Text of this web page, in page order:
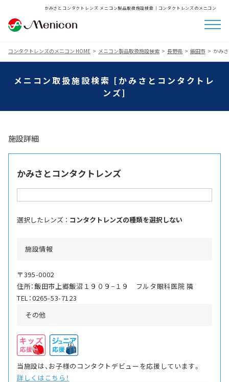
かみさとコンタクトレンズ メニコン製品取扱施設検索│コンタクトレンズのメニコン
コンタクトレンズのメニコン HOME メニコン製品取扱施設検索 長野県 飯田市 かみ
メニコン取扱施設検索 [かみさとコンタクトレ
ンズ]
施設詳細
かみさとコンタクトレンズ
選択したレンズ ： コンタクトレンズの種類を選択しない
施設情報
〒395-0002
住所：飯田市上郷飯沼１９０９−１９ フルタ眼科医院 隣
TEL：0265-53-7123
その他
当施設は、お子様のコンタクトデビューを応援しています。
詳しくはこちら！